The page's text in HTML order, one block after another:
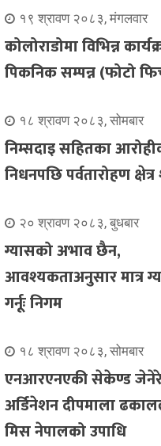
१९ श्रावण २०८३, मंगलवार
कोलोराडोमा विभिन्न
पिकनिक सम्पन्न (फोटो
१८ श्रावण २०८३, सोमबार
निम्सदाइ सहितका
निधनपछि पर्वतारोहण
२० श्रावण २०८३, बुधबार
ग्यासको अभाव छैन,
आवश्यकताअनुसार मात्र
गर्नूः निगम
१८ श्रावण २०८३, सोमबार
एनआरएनएकी सेकेण्ड
अर्डिनेशन दीपमाला
मिस नेपालको उपाधि